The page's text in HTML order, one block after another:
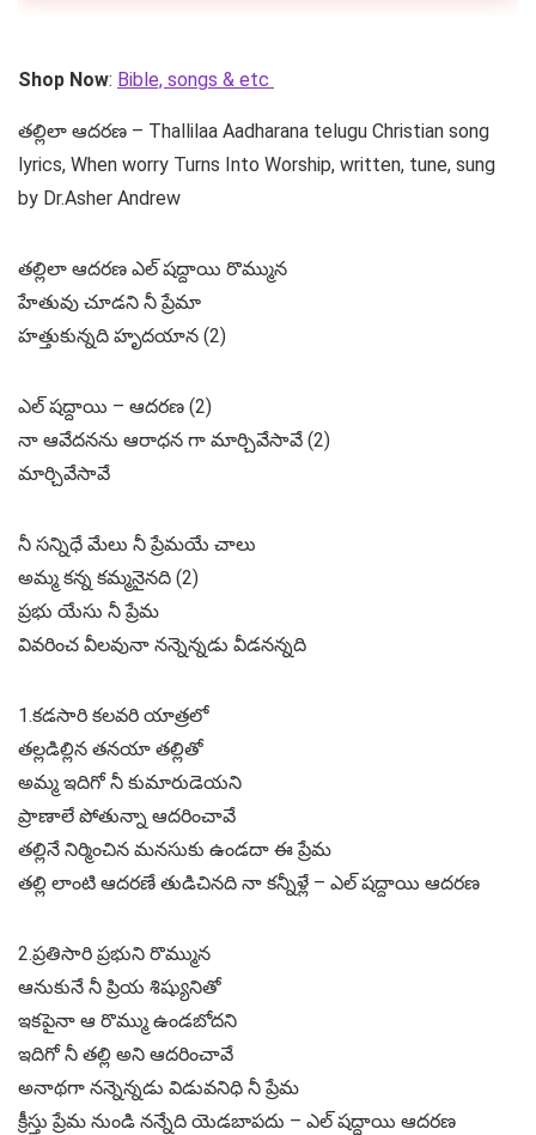
Shop Now: Bible, songs & etc
తల్లిలా ఆదరణ – Thallilaa Aadharana telugu Christian song
lyrics, When worry Turns Into Worship, written, tune, sung
by Dr.Asher Andrew
తల్లిలా ఆదరణ ఎల్ షద్దాయి రొమ్మున
హేతువు చూడని నీ ప్రేమా
హత్తుకున్నది హృదయాన (2)
ఎల్ షద్దాయి – ఆదరణ (2)
నా ఆవేదనను ఆరాధన గా మార్చివేసావే (2)
మార్చివేసావే
నీ సన్నిధే మేలు నీ ప్రేమయే చాలు
అమ్మ కన్న కమ్మనైనది (2)
ప్రభు యేసు నీ ప్రేమ
వివరించ వీలవునా నన్నెన్నడు వీడనన్నది
1.కడసారి కలవరి యాత్రలో
తల్లడిల్లిన తనయా తల్లితో
అమ్మ ఇదిగో నీ కుమారుడెయని
ప్రాణాలే పోతున్నా ఆదరించావే
తల్లినే నిర్మించిన మనసుకు ఉండదా ఈ ప్రేమ
తల్లి లాంటి ఆదరణే తుడిచినది నా కన్నీళ్లే – ఎల్ షద్దాయి ఆదరణ
2.ప్రతిసారి ప్రభుని రొమ్మున
ఆనుకునే నీ ప్రియ శిష్యునితో
ఇకపైనా ఆ రొమ్ము ఉండబోదని
ఇదిగో నీ తల్లి అని ఆదరించావే
అనాథగా నన్నెన్నడు విడువనిధి నీ ప్రేమ
క్రీస్తు ప్రేమ నుండి నన్నేది యెడబాపదు – ఎల్ షద్దాయి ఆదరణ